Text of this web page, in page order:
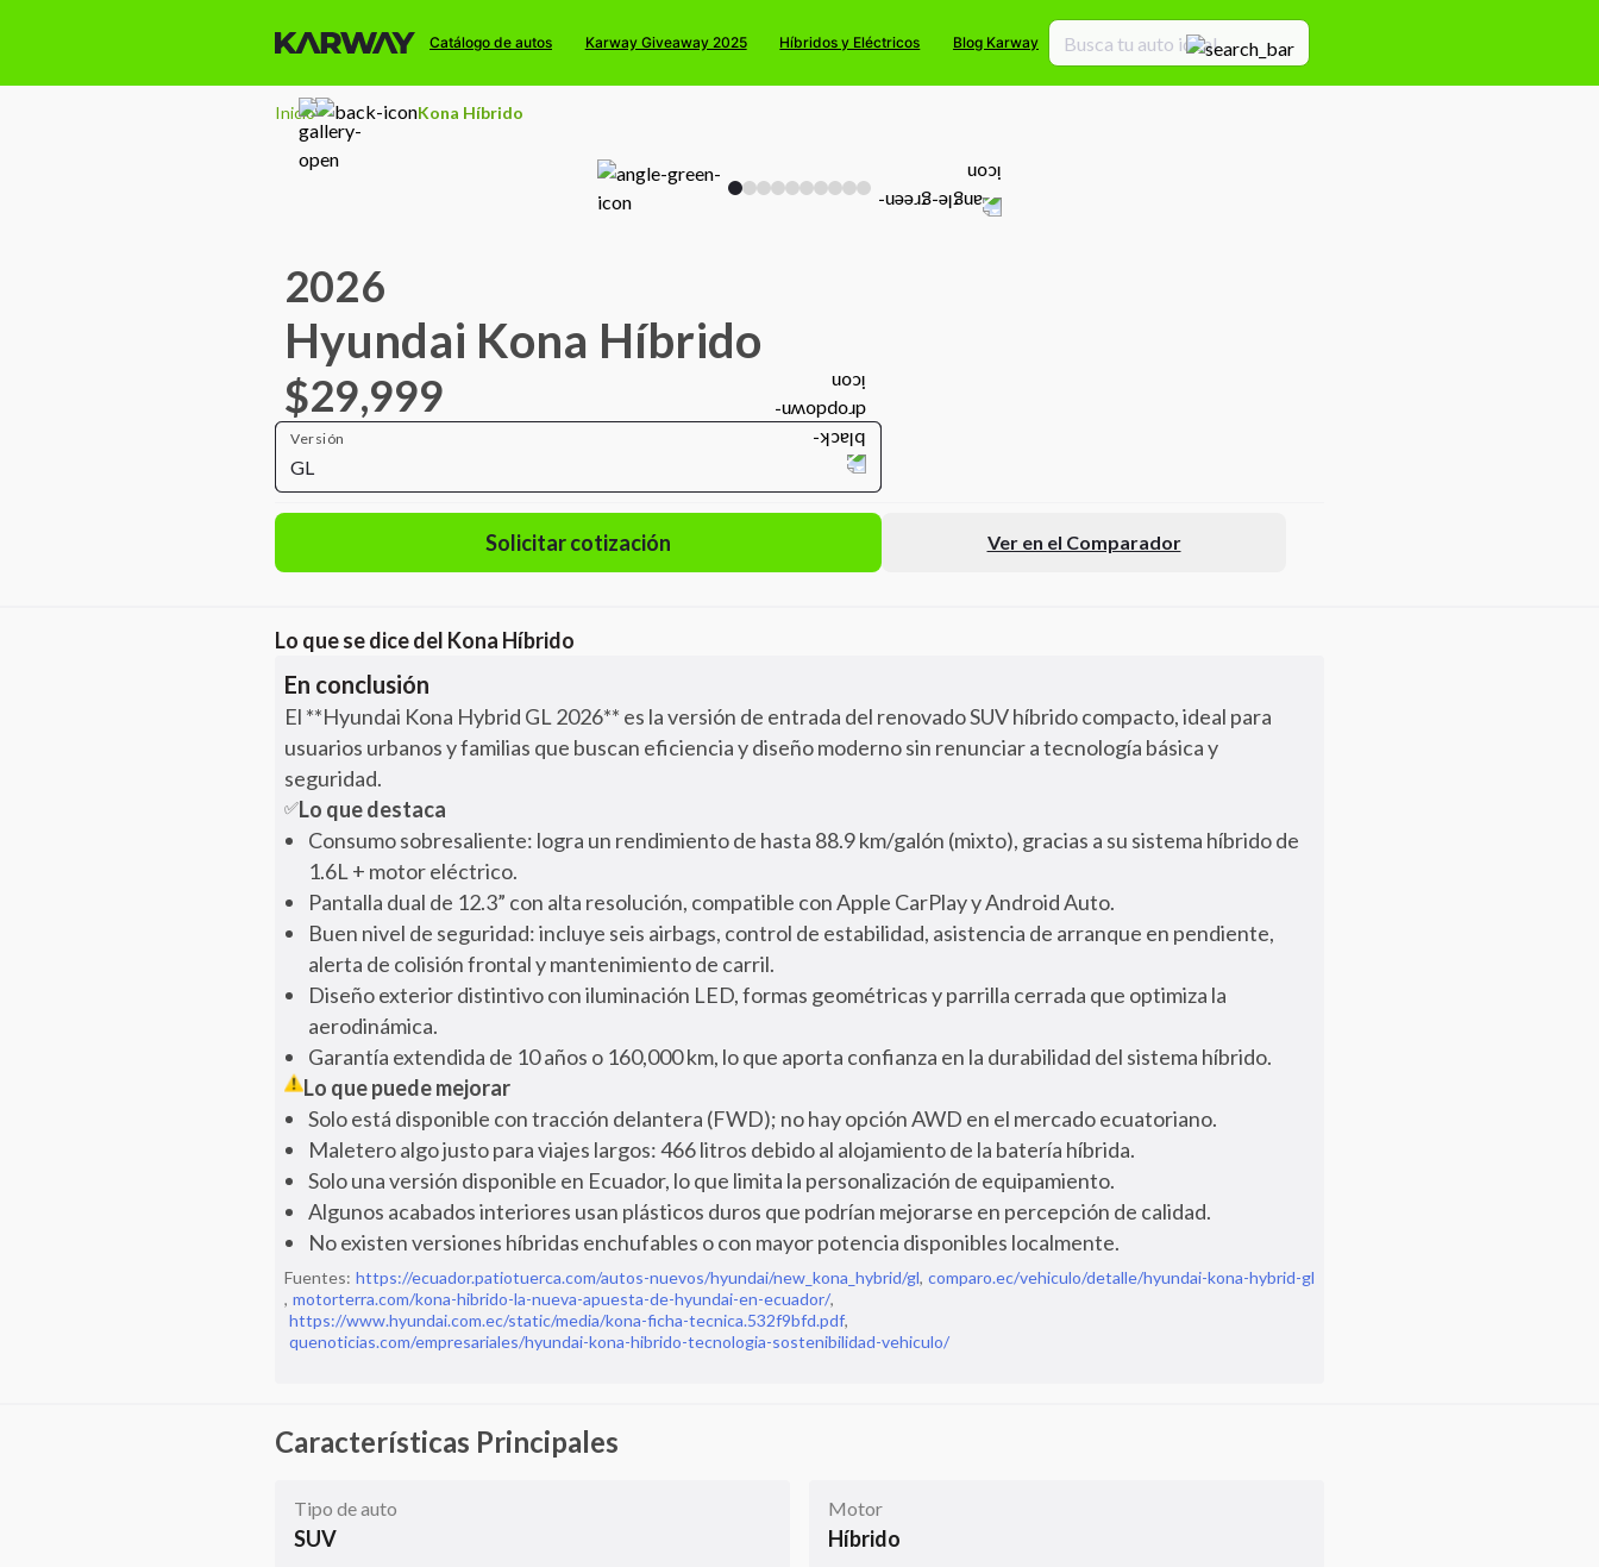
Catálogo de autos Karway Giveaway 2025 Híbridos y Eléctricos Blog Karway
Inicio Kona Híbrido
2026
Hyundai Kona Híbrido
$29,999
Versión
GL
Solicitar cotización Ver en el Comparador
Lo que se dice del Kona Híbrido
En conclusión
El **Hyundai Kona Hybrid GL 2026** es la versión de entrada del renovado SUV híbrido compacto, ideal para
usuarios urbanos y familias que buscan eficiencia y diseño moderno sin renunciar a tecnología básica y
seguridad.
✅Lo que destaca
Consumo sobresaliente: logra un rendimiento de hasta 88.9 km/galón (mixto), gracias a su sistema híbrido de
1.6L + motor eléctrico.
Pantalla dual de 12.3” con alta resolución, compatible con Apple CarPlay y Android Auto.
Buen nivel de seguridad: incluye seis airbags, control de estabilidad, asistencia de arranque en pendiente,
alerta de colisión frontal y mantenimiento de carril.
Diseño exterior distintivo con iluminación LED, formas geométricas y parrilla cerrada que optimiza la
aerodinámica.
Garantía extendida de 10 años o 160,000 km, lo que aporta confianza en la durabilidad del sistema híbrido.
Lo que puede mejorar
Solo está disponible con tracción delantera (FWD); no hay opción AWD en el mercado ecuatoriano.
Maletero algo justo para viajes largos: 466 litros debido al alojamiento de la batería híbrida.
Solo una versión disponible en Ecuador, lo que limita la personalización de equipamiento.
Algunos acabados interiores usan plásticos duros que podrían mejorarse en percepción de calidad.
No existen versiones híbridas enchufables o con mayor potencia disponibles localmente.
Fuentes: https://ecuador.patiotuerca.com/autos-nuevos/hyundai/new_kona_hybrid/gl, comparo.ec/vehiculo/detalle/hyundai-kona-hybrid-gl
, motorterra.com/kona-hibrido-la-nueva-apuesta-de-hyundai-en-ecuador/,
https://www.hyundai.com.ec/static/media/kona-ficha-tecnica.532f9bfd.pdf,
quenoticias.com/empresariales/hyundai-kona-hibrido-tecnologia-sostenibilidad-vehiculo/
Características Principales
Tipo de auto
SUV
Motor
Híbrido